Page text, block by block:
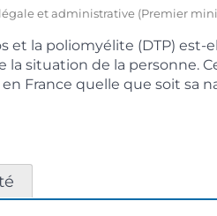
et administrative (Premier
et la poliomyélite (DTP) est-
la situation de la personne.
France quelle que soit sa